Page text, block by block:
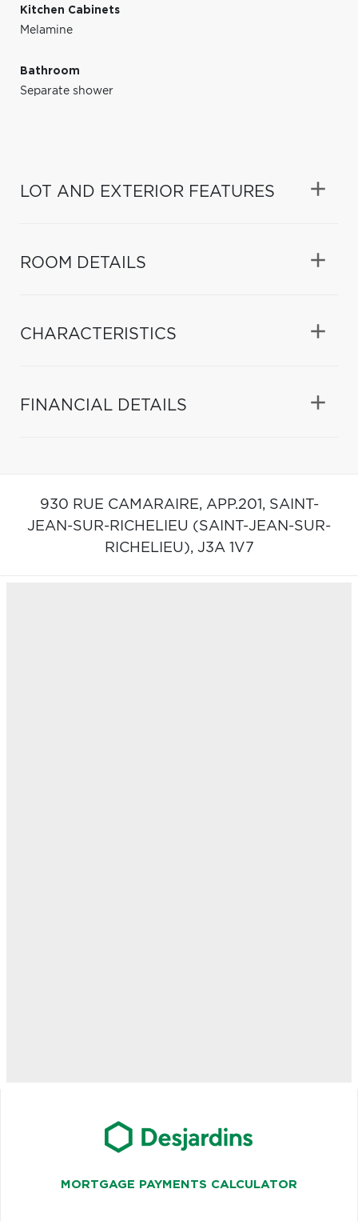
Kitchen Cabinets
Melamine
Bathroom
Separate shower
LOT AND EXTERIOR FEATURES
ROOM DETAILS
CHARACTERISTICS
FINANCIAL DETAILS
930 RUE CAMARAIRE, APP.201, SAINT-
JEAN-SUR-RICHELIEU (SAINT-JEAN-SUR-
RICHELIEU), J3A 1V7
MORTGAGE PAYMENTS CALCULATOR